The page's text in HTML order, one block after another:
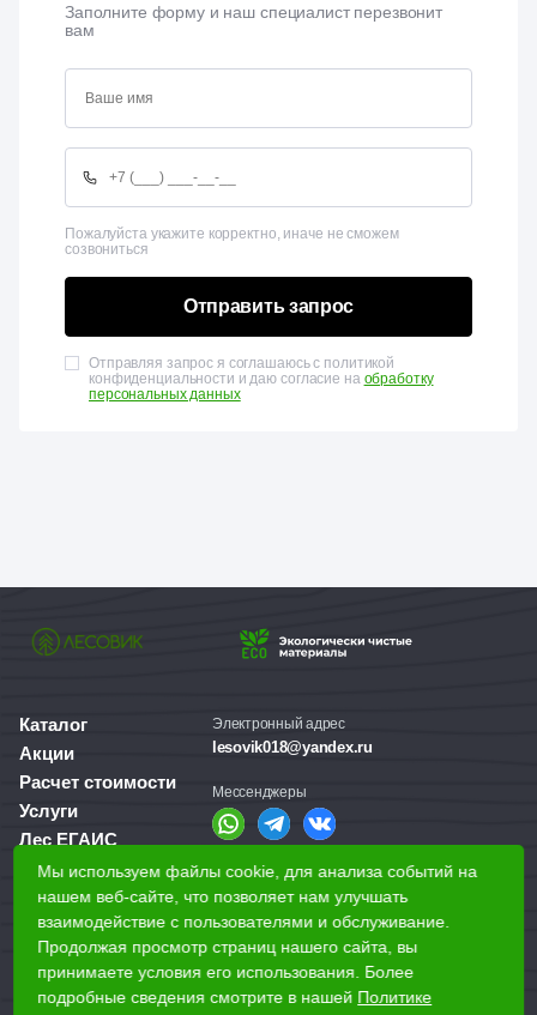
Заполните форму и наш специалист перезвонит
вам
Пожалуйста укажите корректно, иначе не сможем
созвониться
Отправить запрос
Отправляя запрос я соглашаюсь с политикой
конфиденциальности и даю согласие на обработку
персональных данных
Каталог
Акции
Расчет стоимости
Услуги
Лес ЕГАИС
О компании
Доставка и оплата
Для бизнеса
Наши магазины
Электронный адрес
lesovik018@yandex.ru
Мессенджеры
Справочная служба
+7 (3412) 77-60-50
Мы используем файлы cookie, для анализа событий на
нашем веб-сайте, что позволяет нам улучшать
взаимодействие с пользователями и обслуживание.
Продолжая просмотр страниц нашего сайта, вы
принимаете условия его использования. Более
подробные сведения смотрите в нашей Политике